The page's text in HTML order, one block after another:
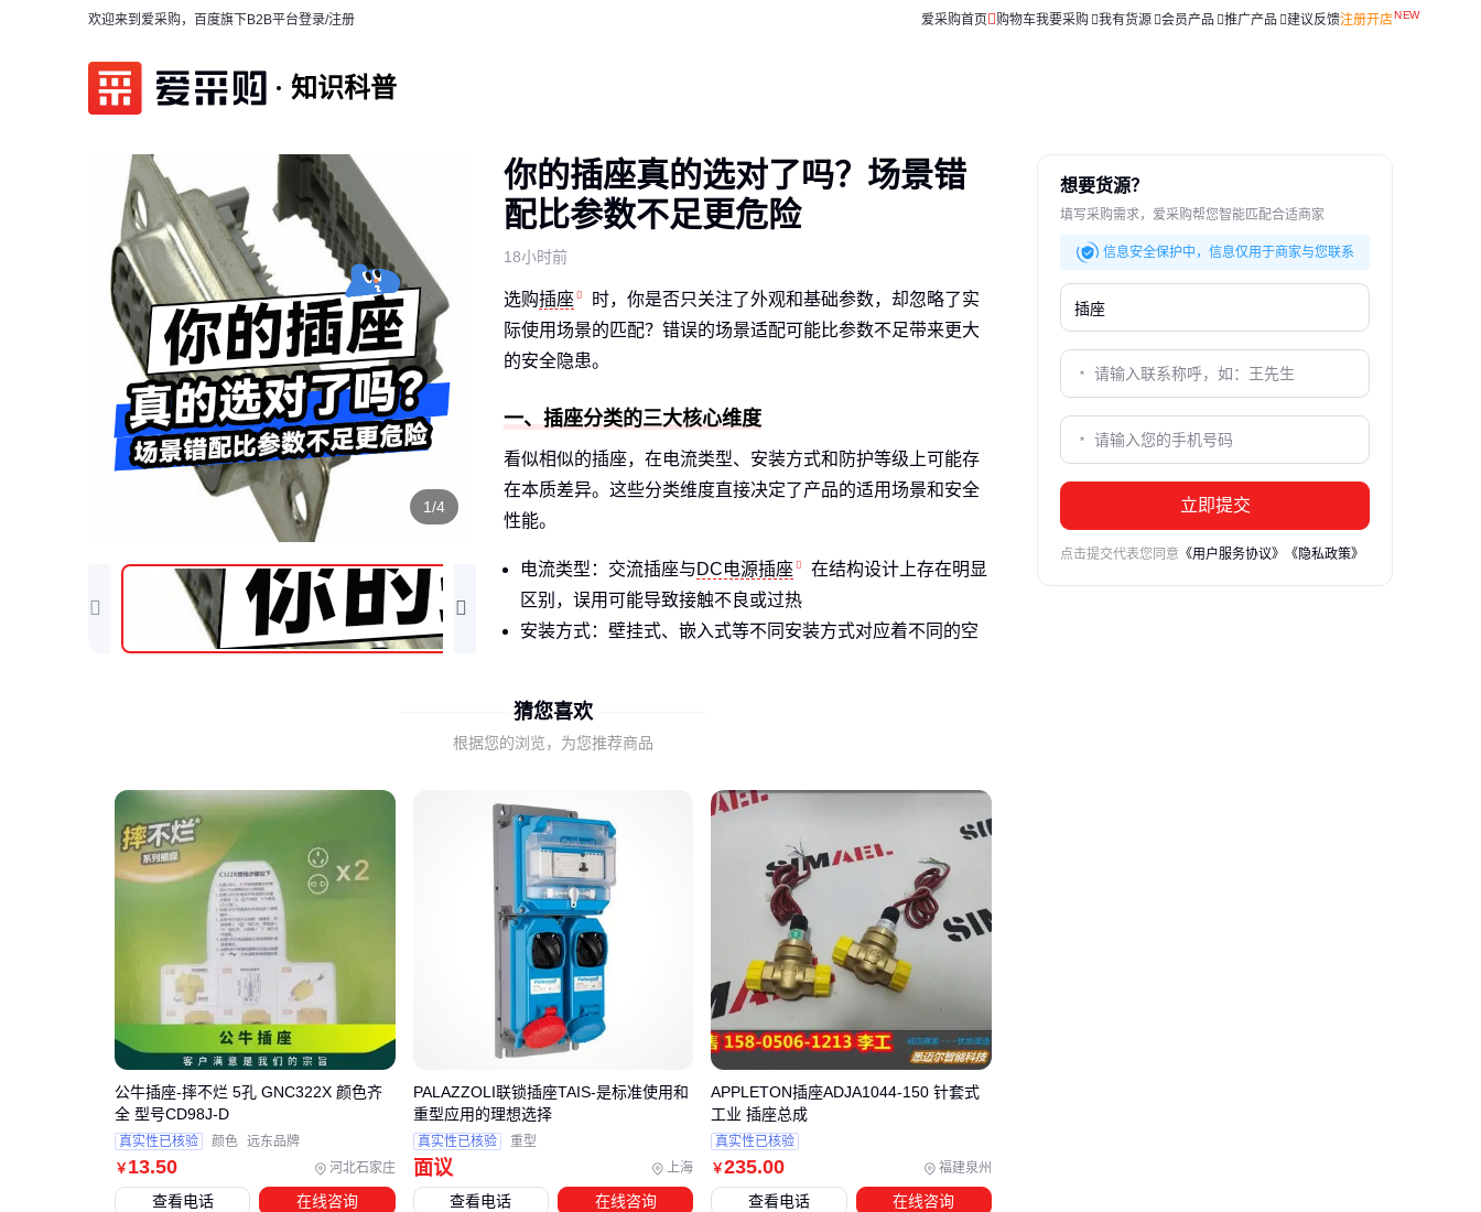
欢迎来到爱采购，百度旗下B2B平台登录/注册 爱采购首页 购物车我要采购 我有货源 会员产品 推广产品 建议反馈注册开店
知识科普
1/4
你的插座真的选对了吗？场景错
配比参数不足更危险
18小时前
选购插座
时，你是否只关注了外观和基础参数，却忽略了实
际使用场景的匹配？错误的场景适配可能比参数不足带来更大
的安全隐患。
一、插座分类的三大核心维度
看似相似的插座，在电流类型、安装方式和防护等级上可能存
在本质差异。这些分类维度直接决定了产品的适用场景和安全
性能。
电流类型：交流插座与DC电源插座
在结构设计上存在明显
区别，误用可能导致接触不良或过热
安装方式：壁挂式、嵌入式等不同安装方式对应着不同的空
异直接影响在潮湿、多尘等环境下的可靠性
要根据具体使用环境，进一步考量关键性能参数。
二、为什么同样参数的插座实际表现差异大？
载流量、接触电阻等关键参数虽然重要，但实际使用效果还取
决于材料工艺和结构设计的匹配度。
以接触电阻为例：
优质插座采用特殊合金和精密加工，能保持长期稳定的导电
性能
普通产品可能在初期测试达标，但在频繁插拔后电阻值会明
显上升
工业级插座还会通过特殊结构设计来降低电弧风险
这些看不见的细节差异，正是不同场景下插座表现悬殊的关键
猜您喜欢
根据您的浏览，为您推荐商品
￥ 13.50 河北石家庄
公牛插座-摔不烂 5孔 GNC322X 颜色齐
全 型号CD98J-D
真实性已核验 颜色 远东品牌
查看电话 在线咨询
面议 上海
PALAZZOLI联锁插座TAIS-是标准使用和
重型应用的理想选择
真实性已核验 重型
查看电话 在线咨询
￥235.00 福建泉州
APPLETON插座ADJA1044-150 针套式
工业 插座总成
真实性已核验
查看电话 在线咨询
想要货源？
填写采购需求，爱采购帮您智能匹配合适商家
信息安全保护中，信息仅用于商家与您联系
立即提交
点击提交代表您同意 《用户服务协议》 《隐私政策》